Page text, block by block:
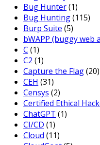
Bug Hunter(1)
Bug Hunting(115)
Burp Suite (5)
bWAPP (buggy web
C (1)
C2 (1)
Capture the Flag(20)
CEH (31)
Censys (2)
Certified Ethical
ChatGPT (1)
CI/CD (1)
Cloud (11)